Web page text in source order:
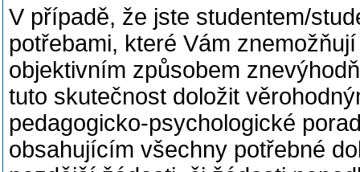
V případě, že jste studentem/
potřebami, které Vám
objektivním způsobem
tuto skutečnost doložit
pedagogicko-psychologické
obsahujícím všechny potřebné